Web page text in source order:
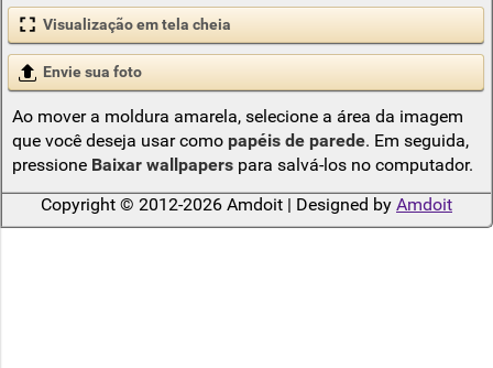
Visualização em tela cheia
Envie sua foto
Ao mover a moldura amarela, selecione a área da imagem
que você deseja usar como papéis de parede. Em seguida,
pressione Baixar wallpaperspara salvá-los no computador.
Copyright © 2012-2026 Amdoit | Designed by Amdoit